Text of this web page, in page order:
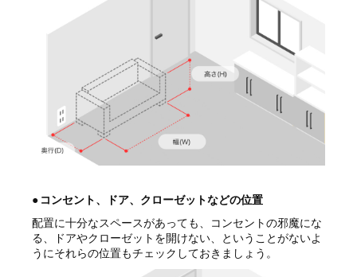
● コンセント、ドア、クローゼットなどの位置
配置に十分なスペースがあっても、コンセントの邪魔にな
る、ドアやクローゼットを開けない、ということがないよ
うにそれらの位置もチェックしておきましょう。